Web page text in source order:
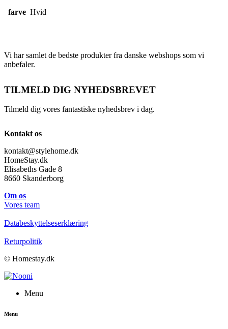
farve Hvid
Vi har samlet de bedste produkter fra danske webshops som vi
anbefaler.
TILMELD DIG NYHEDSBREVET
Tilmeld dig vores fantastiske nyhedsbrev i dag.
Kontakt os
kontakt@stylehome.dk
HomeStay.dk
Elisabeths Gade 8
8660 Skanderborg
Om os
Vores team
Databeskyttelseserklæring
Returpolitik
© Homestay.dk
Menu
Menu